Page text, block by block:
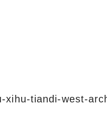
xihu-tiandi-west-